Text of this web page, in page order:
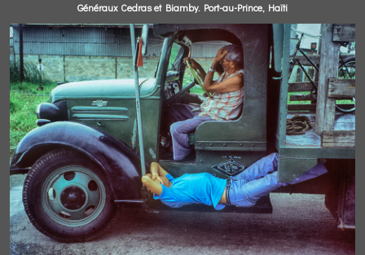
Généraux Cedras et Biamby. Port-au-Prince, Haïti